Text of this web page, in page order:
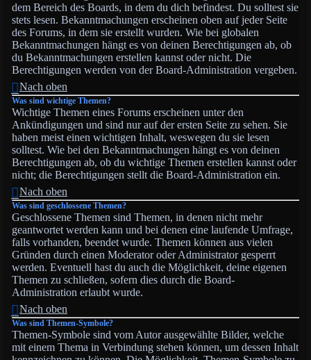
dem Bereich des Boards, in dem du dich befindest. Du solltest sie
stets lesen. Bekanntmachungen erscheinen oben auf jeder Seite
des Forums, in dem sie erstellt wurden. Wie bei globalen
Bekanntmachungen hängt es von deinen Berechtigungen ab, ob
du Bekanntmachungen erstellen kannst oder nicht. Die
Berechtigungen werden von der Board-Administration vergeben.
Nach oben
Was sind wichtige Themen?
Wichtige Themen eines Forums erscheinen unter den
Ankündigungen und sind nur auf der ersten Seite zu sehen. Sie
haben meist einen wichtigen Inhalt, weswegen du sie lesen
solltest. Wie bei den Bekanntmachungen hängt es von deinen
Berechtigungen ab, ob du wichtige Themen erstellen kannst oder
nicht; die Berechtigungen stellt die Board-Administration ein.
Nach oben
Was sind geschlossene Themen?
Geschlossene Themen sind Themen, in denen nicht mehr
geantwortet werden kann und bei denen eine laufende Umfrage,
falls vorhanden, beendet wurde. Themen können aus vielen
Gründen durch einen Moderator oder Administrator gesperrt
werden. Eventuell hast du auch die Möglichkeit, deine eigenen
Themen zu schließen, sofern dies durch die Board-
Administration erlaubt wurde.
Nach oben
Was sind Themen-Symbole?
Themen-Symbole sind vom Autor ausgewählte Bilder, welche
mit einem Thema in Verbindung stehen können, um dessen Inhalt